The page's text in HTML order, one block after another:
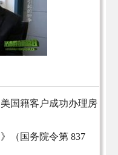
国籍客户成功办理房
（国务院令第 837